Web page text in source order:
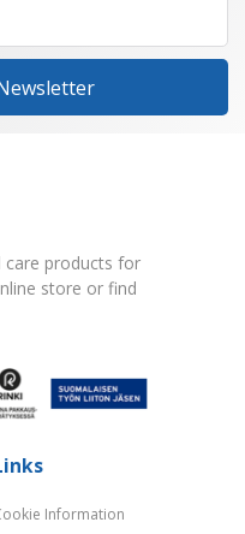
care products for
store or find
Information